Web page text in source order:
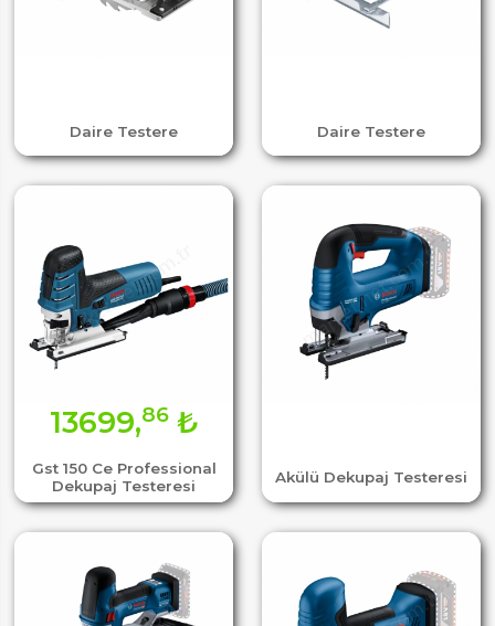
Daire Testere Daire Testere
Gst 150 Ce Professional
Dekupaj Testeresi
13699,86₺
Akülü Dekupaj Testeresi